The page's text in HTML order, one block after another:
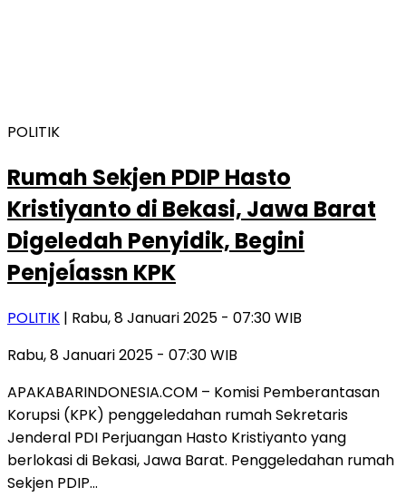
POLITIK
Rumah Sekjen PDIP Hasto
Kristiyanto di Bekasi, Jawa Barat
Digeledah Penyidik, Begini
Penjeĺassn KPK
POLITIK | Rabu, 8 Januari 2025 - 07:30 WIB
Rabu, 8 Januari 2025 - 07:30 WIB
APAKABARINDONESIA.COM – Komisi Pemberantasan
Korupsi (KPK) penggeledahan rumah Sekretaris
Jenderal PDI Perjuangan Hasto Kristiyanto yang
berlokasi di Bekasi, Jawa Barat. Penggeledahan rumah
Sekjen PDIP…